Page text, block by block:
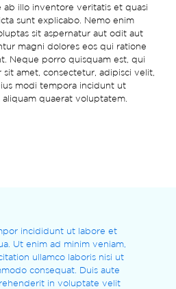
ab illo inventore veritatis et quasi
sunt explicabo. Nemo enim
sit aspernatur aut odit aut
magni dolores eos qui ratione
Neque porro quisquam est, qui
amet, consectetur, adipisci velit,
modi tempora incidunt ut
quaerat voluptatem.
incididunt ut labore et
Ut enim ad minim veniam,
ullamco laboris nisi ut
consequat. Duis aute
in voluptate velit